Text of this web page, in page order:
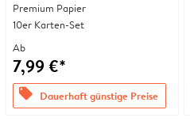
Premium Papier
10er Karten-Set
Ab
7,99 €*
offers Dauerhaft günstige Preise